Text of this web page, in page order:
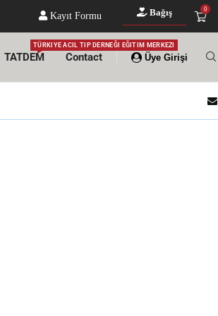
Kayıt Formu Bağış 0
TATDEM
TÜRKIYE ACIL TIP DERNEĞI EĞITIM MERKEZI
Contact Üye Girişi